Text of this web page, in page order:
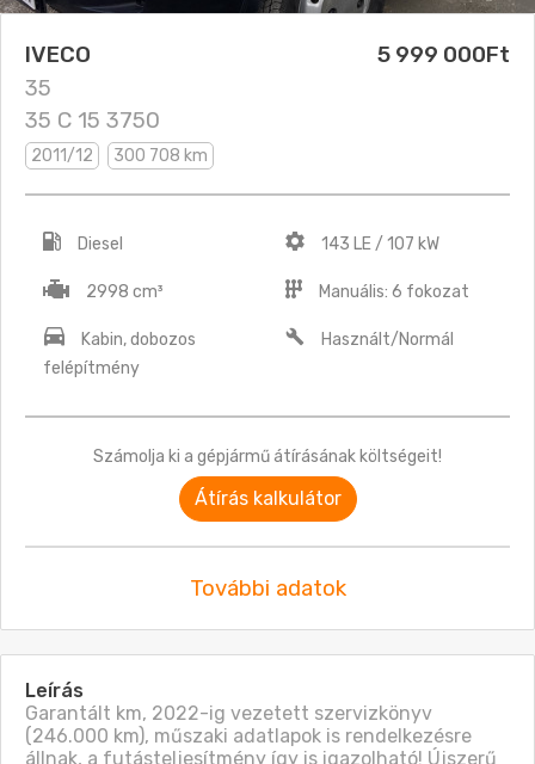
IVECO
35
35 C 15 3750
5 999 000Ft
2011/12 300 708 km
Diesel 143 LE / 107 kW
2998 cm³ Manuális: 6 fokozat
Kabin, dobozos
felépítmény
Használt/Normál
Számolja ki a gépjármű átírásának költségeit!
Átírás kalkulátor
További adatok
Leírás
Garantált km, 2022-ig vezetett szervizkönyv
(246.000 km), műszaki adatlapok is rendelkezésre
állnak, a futásteljesítmény így is igazolható! Újszerű